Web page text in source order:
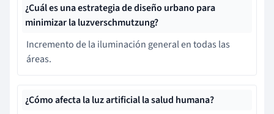
¿Cuál es una estrategia de diseño urbano para
minimizar la luzverschmutzung?
Incremento de la iluminación general en todas las
áreas.
¿Cómo afecta la luz artificial la salud humana?